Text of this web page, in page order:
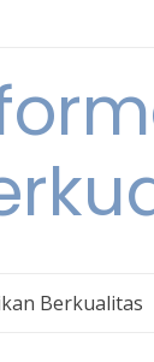
Berkualitas